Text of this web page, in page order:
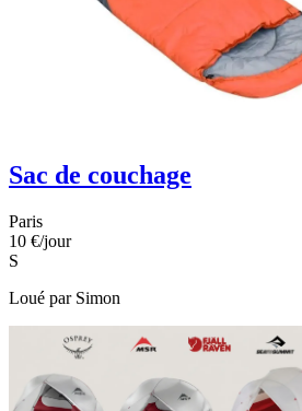
Sac de couchage
Paris
10 €/jour
S
Loué par Simon